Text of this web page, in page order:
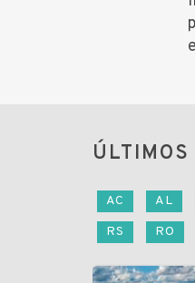
ÚLTIMOS
AC AL
RS
RO